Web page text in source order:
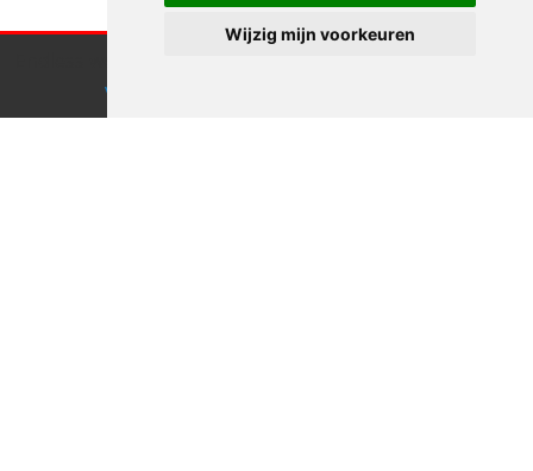
Wijzig mijn voorkeuren
voor meer informatie